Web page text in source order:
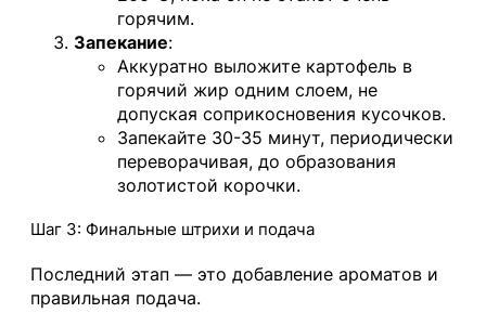
горячим.
Запекание:
Аккуратно выложите картофель в
горячий жир одним слоем, не
допуская соприкосновения кусочков.
Запекайте 30-35 минут, периодически
переворачивая, до образования
золотистой корочки.
Шаг 3: Финальные штрихи и подача
Последний этап — это добавление ароматов и
правильная подача.